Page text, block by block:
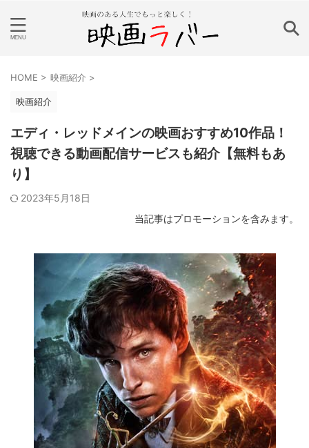
HOME > 映画紹介 >
映画紹介
エディ・レッドメインの映画おすすめ10作品！
視聴できる動画配信サービスも紹介【無料もあ
り】
2023年5月18日
当記事はプロモーションを含みます。